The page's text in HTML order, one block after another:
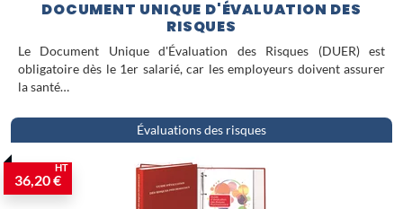
responsable RHS soucieux de ses
responsabilités légales.
DOCUMENT UNIQUE D'ÉVALUATION DES
RISQUES
Le Document Unique d'Évaluation des Risques (DUER) est
obligatoire dès le 1er salarié, car les employeurs doivent assurer
la santé…
Évaluations des risques
36,20 €
HT